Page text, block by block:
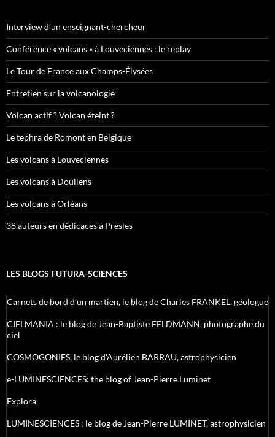
Interview d’un enseignant-chercheur
Conférence « volcans » à Louveciennes : le replay
Le Tour de France aux Champs-Élysées
Entretien sur la volcanologie
Volcan actif ? Volcan éteint ?
Le tephra de Romont en Belgique
Les volcans à Louveciennes
Les volcans à Doullens
Les volcans à Orléans
38 auteurs en dédicaces à Presles
LES BLOGS FUTURA-SCIENCES
Carnets de bord d’un martien, le blog de Charles FRANKEL, géologue
CIELMANIA : le blog de Jean-Baptiste FELDMANN, photographe du
ciel
COSMOGONIES, le blog d'Aurélien BARRAU, astrophysicien
e-LUMINESCIENCES: the blog of Jean-Pierre Luminet
Explora
LUMINESCIENCES : le blog de Jean-Pierre LUMINET, astrophysicien